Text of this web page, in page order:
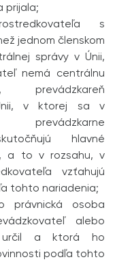
prijala;
s
jednom členskom
správy v Únii,
nemá centrálnu
v ktorej sa v
hlavné
a to v rozsahu, v
vzťahujú
tohto nariadenia;
právnická osoba
alebo
určil a ktorá ho
podľa tohto